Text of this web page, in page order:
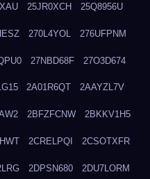
25JR0XCH 25Q8956U
270L4YOL 276UFPNM
27NBD68F 27O3D674
2A01R6QT 2AAYZL7V
2BFZFCNW 2BKKV1H5
2CRELPQI 2CSOTXFR
2DPSN680 2DU7LORM